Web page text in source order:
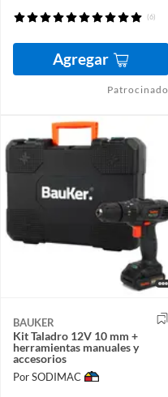
(6)
Agregar
Patrocinado
BAUKER
Kit Taladro 12V 10 mm +
herramientas manuales y
accesorios
Por SODIMAC